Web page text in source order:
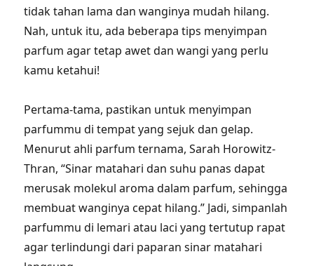
tidak tahan lama dan wanginya mudah hilang.
Nah, untuk itu, ada beberapa tips menyimpan
parfum agar tetap awet dan wangi yang perlu
kamu ketahui!
Pertama-tama, pastikan untuk menyimpan
parfummu di tempat yang sejuk dan gelap.
Menurut ahli parfum ternama, Sarah Horowitz-
Thran, “Sinar matahari dan suhu panas dapat
merusak molekul aroma dalam parfum, sehingga
membuat wanginya cepat hilang.” Jadi, simpanlah
parfummu di lemari atau laci yang tertutup rapat
agar terlindungi dari paparan sinar matahari